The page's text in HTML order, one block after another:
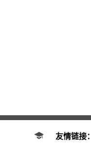
友情链接：